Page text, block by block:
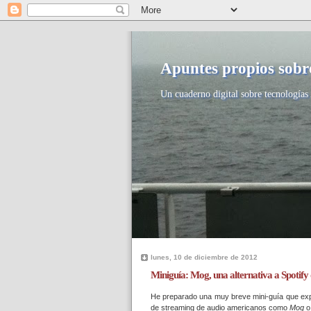
Apuntes propios
Un cuaderno digital sobre
lunes, 10 de diciembre de 2012
Miniguía: Mog, una alternativa a
He preparado una muy breve mini-guía que
de streaming de audio americanos como Mog